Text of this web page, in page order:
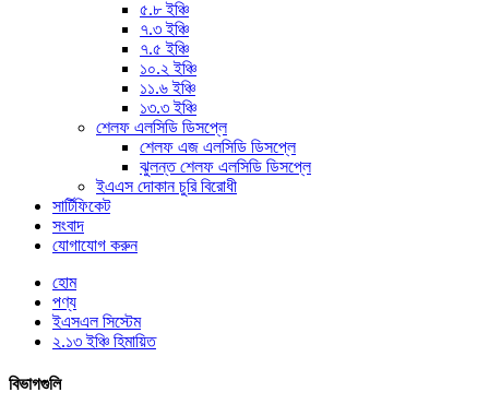
৫.৮ ইঞ্চি
৭.৩ ইঞ্চি
৭.৫ ইঞ্চি
১০.২ ইঞ্চি
১১.৬ ইঞ্চি
১৩.৩ ইঞ্চি
শেলফ এলসিডি ডিসপ্লে
শেলফ এজ এলসিডি ডিসপ্লে
ঝুলন্ত শেলফ এলসিডি ডিসপ্লে
ইএএস দোকান চুরি বিরোধী
সার্টিফিকেট
সংবাদ
যোগাযোগ করুন
হোম
পণ্য
ইএসএল সিস্টেম
২.১৩ ইঞ্চি হিমায়িত
বিভাগগুলি